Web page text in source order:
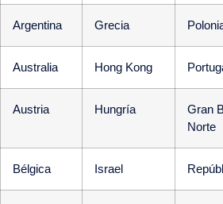
Argentina Grecia
Australia Hong Kong
Austria Hungría
Gran
Norte
Bélgica Israel